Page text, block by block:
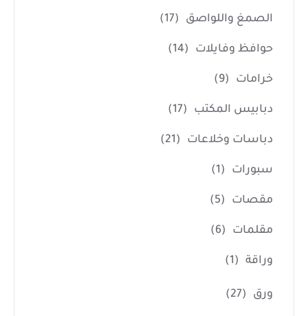
الصمغ واللواصق (17)
حوافظ وفايلات (14)
خرامات (9)
دبابيس المكتب (17)
دباسات وخلاعات (21)
سبورات (1)
مقصات (5)
مقلمات (6)
وراقة (1)
ورق (27)